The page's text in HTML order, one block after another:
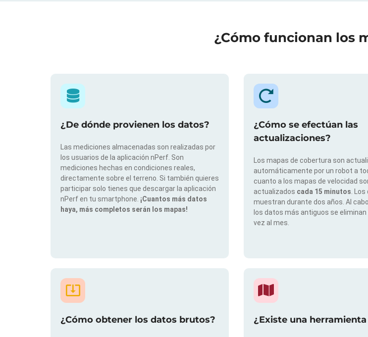
¿Cómo funcionan los
¿De dónde provienen los datos?
Las mediciones almacenadas son realizadas por
los usuarios de la aplicación nPerf. Son
mediciones hechas en condiciones reales,
directamente sobre el terreno. Si también quieres
participar solo tienes que descargar la aplicación
nPerf en tu smartphone. ¡Cuantos más datos
haya, más completos serán los mapas!
¿Cómo se efectúan las
actualizaciones?
Los mapas de cobertura son
automáticamente por un robot a
cuanto a los mapas de velocidad
actualizados cada 15 minutos .
muestran durante dos años. Al
los datos más antiguos se eliminan
vez al mes.
¿Cómo obtener los datos brutos? ¿Existe una